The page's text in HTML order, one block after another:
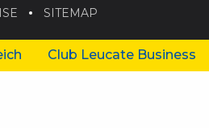
SITEMAP
Club Leucate Business